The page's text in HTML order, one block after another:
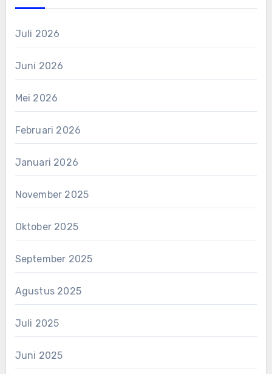
Juli 2026
Juni 2026
Mei 2026
Februari 2026
Januari 2026
November 2025
Oktober 2025
September 2025
Agustus 2025
Juli 2025
Juni 2025